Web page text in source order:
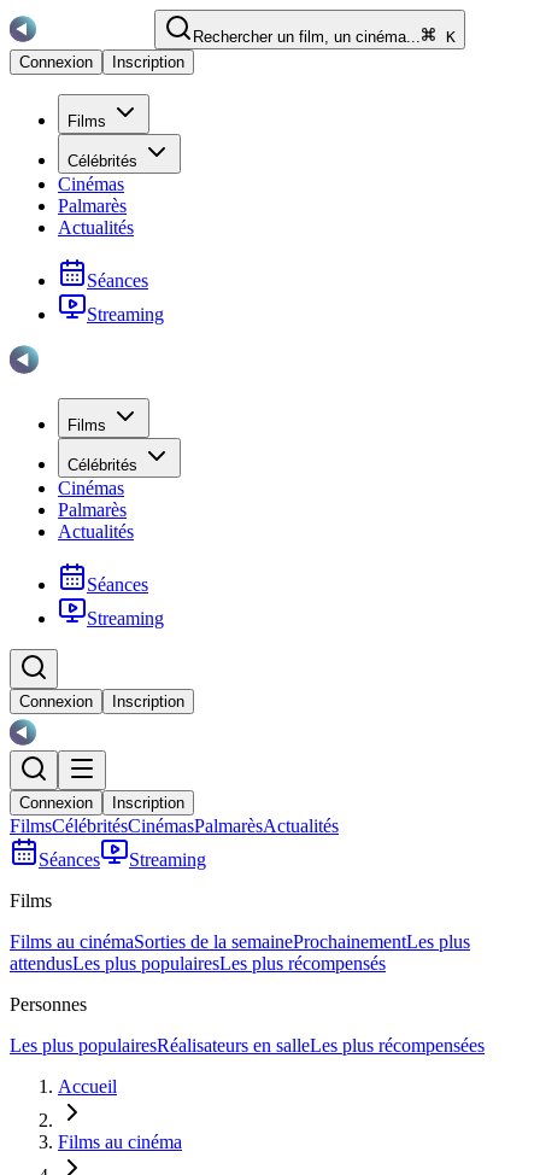
Rechercher un film, un cinéma...
K
Connexion
Inscription
Films
Célébrités
Cinémas
Palmarès
Actualités
Séances
Streaming
Films
Célébrités
Cinémas
Palmarès
Actualités
Séances
Streaming
Connexion Inscription
Connexion Inscription
FilmsCélébritésCinémasPalmarèsActualités
Séances
Streaming
Films
Films au cinémaSorties de la semaineProchainementLes plus
attendusLes plus populairesLes plus récompensés
Personnes
Les plus populairesRéalisateurs en salleLes plus récompensées
Accueil
Films au cinéma